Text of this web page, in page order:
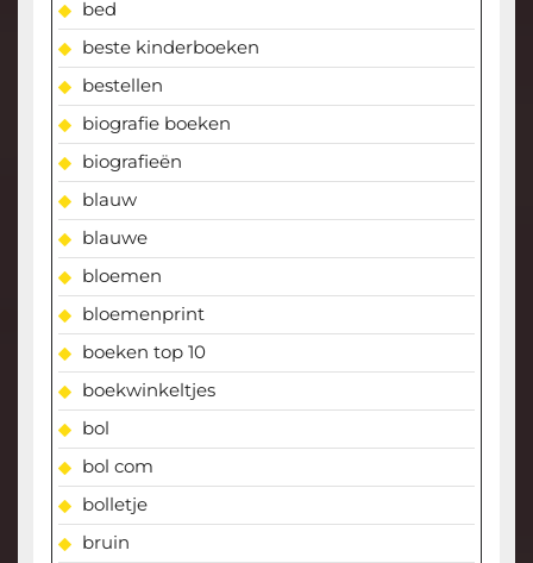
bed
beste kinderboeken
bestellen
biografie boeken
biografieën
blauw
blauwe
bloemen
bloemenprint
boeken top 10
boekwinkeltjes
bol
bol com
bolletje
bruin